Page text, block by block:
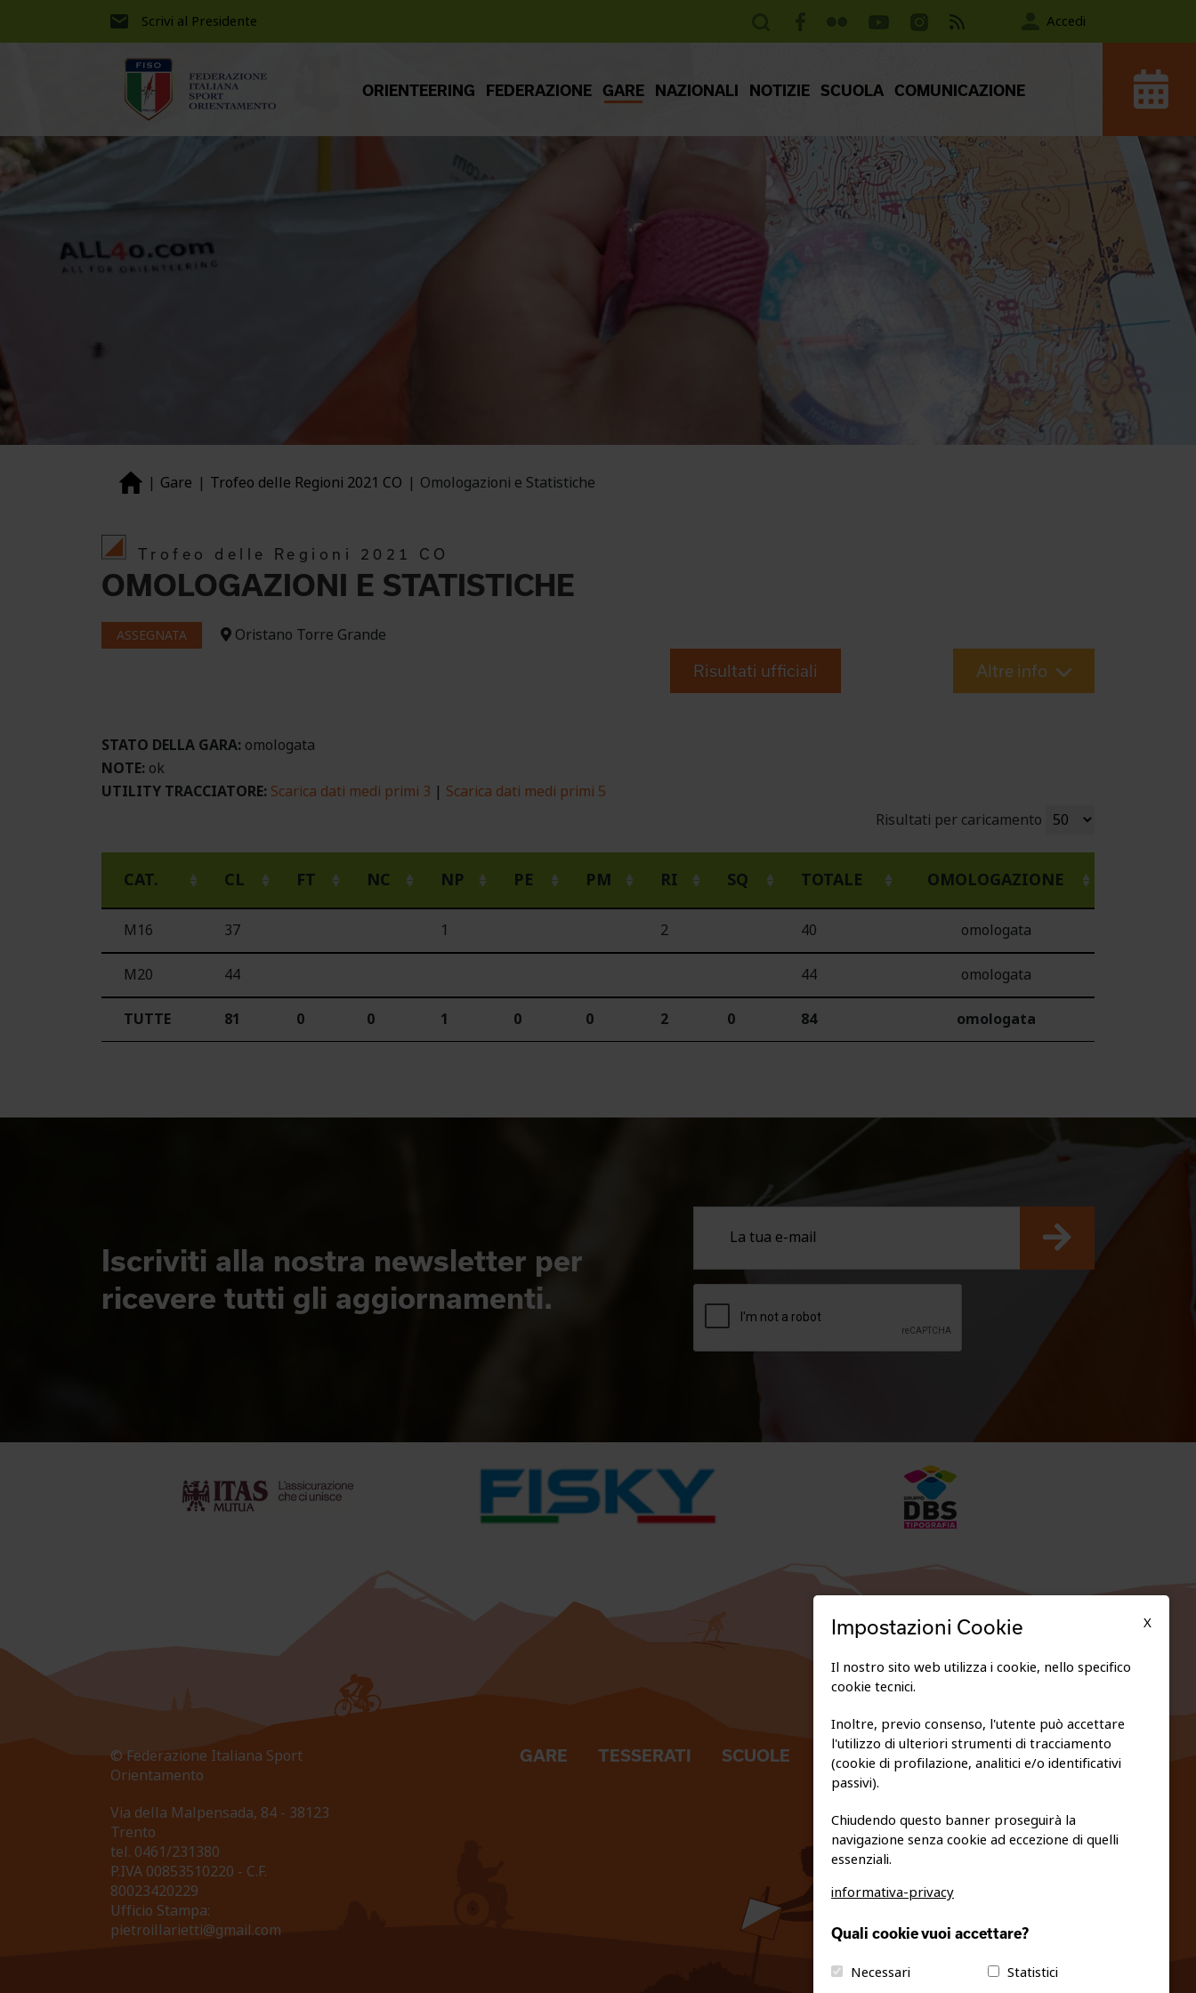
Scrivi al Presidente Accedi
ORIENTEERING FEDERAZIONE GARE NAZIONALI NOTIZIE SCUOLA COMUNICAZIONE
Gare Trofeo delle Regioni 2021 CO Omologazioni e Statistiche
Trofeo delle Regioni 2021 CO
OMOLOGAZIONI E STATISTICHE
ASSEGNATA Oristano Torre Grande
Risultati ufficiali Altre info
STATO DELLA GARA: omologata
NOTE: ok
UTILITY TRACCIATORE: Scarica dati medi primi 3 | Scarica dati medi primi 5
Risultati per caricamento
CAT. CL FT NC NP PE PM RI SQ TOTALE OMOLOGAZIONE
M16 37 1 2 40 omologata
M20 44 44 omologata
TUTTE 81 0 0 1 0 0 2 0 84 omologata
Iscriviti alla nostra newsletter per
ricevere tutti gli aggiornamenti.
© Federazione Italiana Sport
Orientamento
Via della Malpensada, 84 - 38123
Trento
tel. 0461/231380
P.IVA 00853510220 - C.F.
80023420229
Ufficio Stampa:
pietroillarietti@gmail.com
GARE TESSERATI SCUOLE
FEDERAZIONE TRASPARENTE
PRIVACY E COOKIE POLICY
info@fiso.it |fiso@pec-mail.eu
X
Impostazioni Cookie
Il nostro sito web utilizza i cookie, nello specifico
cookie tecnici.
Inoltre, previo consenso, l'utente può accettare
l'utilizzo di ulteriori strumenti di tracciamento
(cookie di profilazione, analitici e/o identificativi
passivi).
Chiudendo questo banner proseguirà la
navigazione senza cookie ad eccezione di quelli
essenziali.
informativa-privacy
Quali cookie vuoi accettare?
Necessari Statistici